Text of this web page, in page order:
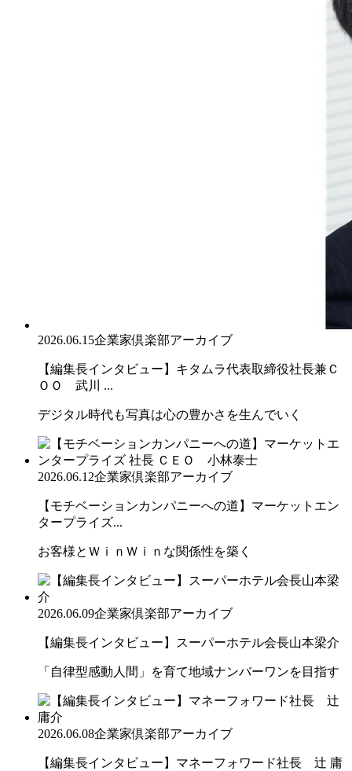
2026.06.15企業家倶楽部アーカイブ
【編集長インタビュー】キタムラ代表取締役社長兼Ｃ
ＯＯ 武川 ...
デジタル時代も写真は心の豊かさを生んでいく
2026.06.12企業家倶楽部アーカイブ
【モチベーションカンパニーへの道】マーケットエン
タープライズ...
お客様とＷｉｎＷｉｎな関係性を築く
2026.06.09企業家倶楽部アーカイブ
【編集長インタビュー】スーパーホテル会長山本梁介
「自律型感動人間」を育て地域ナンバーワンを目指す
2026.06.08企業家倶楽部アーカイブ
【編集長インタビュー】マネーフォワード社長 辻 庸